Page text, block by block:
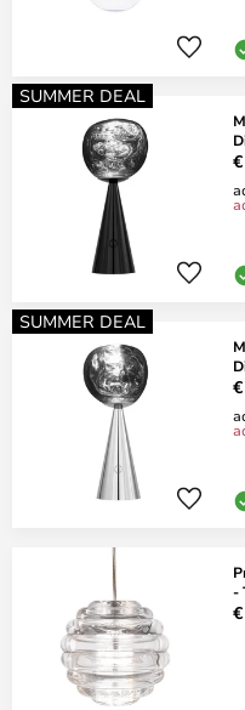
SUMMER DEAL
SUMMER DEAL
-